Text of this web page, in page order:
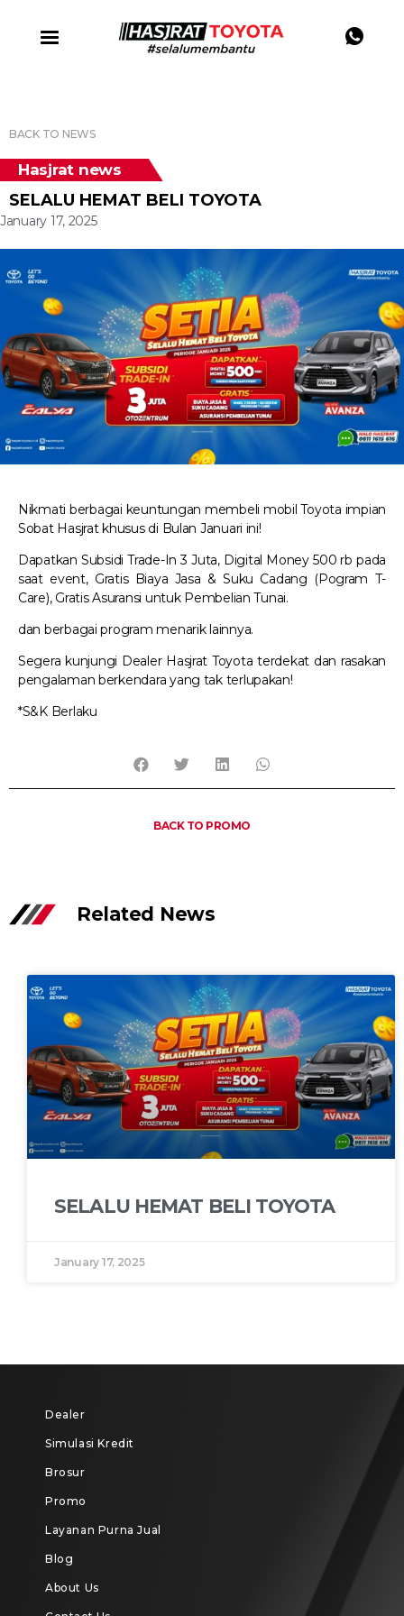
BACK TO NEWS
Hasjrat news
SELALU HEMAT BELI TOYOTA
January 17, 2025
Nikmati berbagai keuntungan membeli mobil Toyota impian
Sobat Hasjrat khusus di Bulan Januari ini!
Dapatkan Subsidi Trade-In 3 Juta, Digital Money 500 rb pada
saat event, Gratis Biaya Jasa & Suku Cadang (Pogram T-
Care), Gratis Asuransi untuk Pembelian Tunai.
dan berbagai program menarik lainnya.
Segera kunjungi Dealer Hasjrat Toyota terdekat dan rasakan
pengalaman berkendara yang tak terlupakan!
*S&K Berlaku
BACK TO PROMO
Related News
SELALU HEMAT BELI TOYOTA
January 17, 2025
Dealer
Simulasi Kredit
Brosur
Promo
Layanan Purna Jual
Blog
About Us